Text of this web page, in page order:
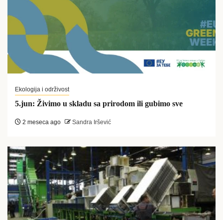
Ekologija i održivost
5.jun: Živimo u skladu sa prirodom ili gubimo sve
2 meseca ago Sandra Iršević